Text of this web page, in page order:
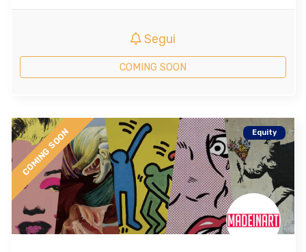
Segui
COMING SOON
COMING SOON Equity